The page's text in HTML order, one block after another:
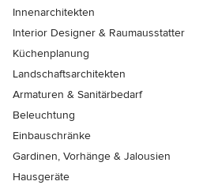
Innenarchitekten
Interior Designer & Raumausstatter
Küchenplanung
Landschaftsarchitekten
Armaturen & Sanitärbedarf
Beleuchtung
Einbauschränke
Gardinen, Vorhänge & Jalousien
Hausgeräte